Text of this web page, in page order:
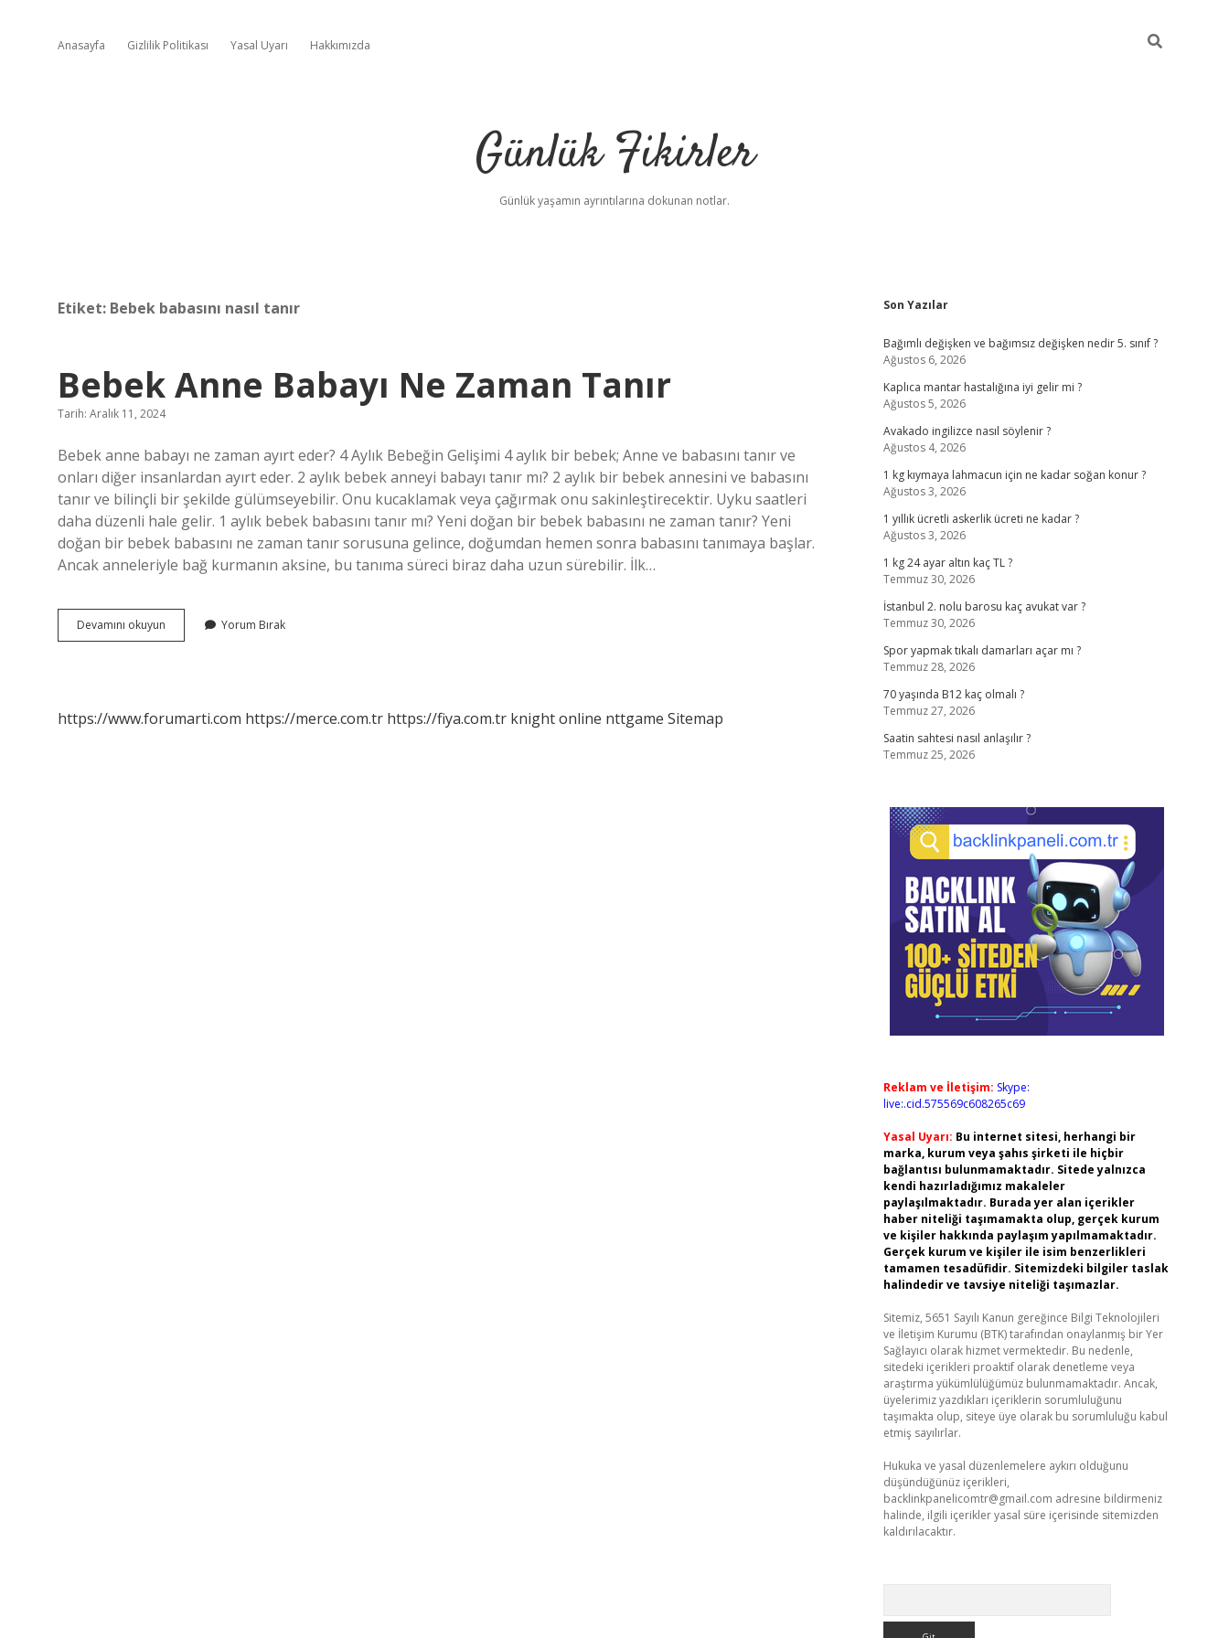
Anasayfa Gizlilik Politikası Yasal Uyarı Hakkımızda
Günlük Fikirler
Günlük yaşamın ayrıntılarına dokunan notlar.
Etiket: Bebek babasını nasıl tanır
Bebek Anne Babayı Ne Zaman Tanır
Tarih: Aralık 11, 2024
Bebek anne babayı ne zaman ayırt eder? 4 Aylık Bebeğin Gelişimi 4 aylık bir bebek; Anne ve babasını tanır ve
onları diğer insanlardan ayırt eder. 2 aylık bebek anneyi babayı tanır mı? 2 aylık bir bebek annesini ve babasını
tanır ve bilinçli bir şekilde gülümseyebilir. Onu kucaklamak veya çağırmak onu sakinleştirecektir. Uyku saatleri
daha düzenli hale gelir. 1 aylık bebek babasını tanır mı? Yeni doğan bir bebek babasını ne zaman tanır? Yeni
doğan bir bebek babasını ne zaman tanır sorusuna gelince, doğumdan hemen sonra babasını tanımaya başlar.
Ancak anneleriyle bağ kurmanın aksine, bu tanıma süreci biraz daha uzun sürebilir. İlk…
Devamını okuyun
Anne
Yorum Bırak
https://www.forumarti.com https://merce.com.tr https://fiya.com.tr knight online nttgame Sitemap
Sidebar
Son Yazılar
Bağımlı değişken ve bağımsız değişken nedir 5. sınıf ?
Ağustos 6, 2026
Kaplıca mantar hastalığına iyi gelir mi ?
Ağustos 5, 2026
Avakado ingilizce nasıl söylenir ?
Ağustos 4, 2026
1 kg kıymaya lahmacun için ne kadar soğan konur ?
Ağustos 3, 2026
1 yıllık ücretli askerlik ücreti ne kadar ?
Ağustos 3, 2026
1 kg 24 ayar altın kaç TL ?
Temmuz 30, 2026
İstanbul 2. nolu barosu kaç avukat var ?
Temmuz 30, 2026
Spor yapmak tıkalı damarları açar mı ?
Temmuz 28, 2026
70 yaşında B12 kaç olmalı ?
Temmuz 27, 2026
Saatin sahtesi nasıl anlaşılır ?
Temmuz 25, 2026
Reklam ve İletişim: Skype:
live:.cid.575569c608265c69
Yasal Uyarı: Bu internet sitesi, herhangi bir
marka, kurum veya şahıs şirketi ile hiçbir
bağlantısı bulunmamaktadır. Sitede yalnızca
kendi hazırladığımız makaleler
paylaşılmaktadır. Burada yer alan içerikler
haber niteliği taşımamakta olup, gerçek kurum
ve kişiler hakkında paylaşım yapılmamaktadır.
Gerçek kurum ve kişiler ile isim benzerlikleri
tamamen tesadüfidir. Sitemizdeki bilgiler taslak
halindedir ve tavsiye niteliği taşımazlar.
Sitemiz, 5651 Sayılı Kanun gereğince Bilgi Teknolojileri
ve İletişim Kurumu (BTK) tarafından onaylanmış bir Yer
Sağlayıcı olarak hizmet vermektedir. Bu nedenle,
sitedeki içerikleri proaktif olarak denetleme veya
araştırma yükümlülüğümüz bulunmamaktadır. Ancak,
üyelerimiz yazdıkları içeriklerin sorumluluğunu
taşımakta olup, siteye üye olarak bu sorumluluğu kabul
etmiş sayılırlar.
Hukuka ve yasal düzenlemelere aykırı olduğunu
düşündüğünüz içerikleri,
backlinkpanelicomtr@gmail.com adresine bildirmeniz
halinde, ilgili içerikler yasal süre içerisinde sitemizden
kaldırılacaktır.